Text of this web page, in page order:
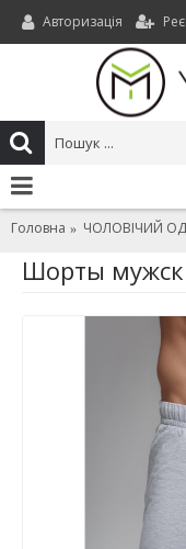
Авторизація
Головна ЧОЛОВІЧИЙ
Шорты